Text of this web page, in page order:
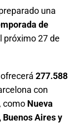
una
de
próximo 27 de
277.588
con
como Nueva
Buenos Aires y